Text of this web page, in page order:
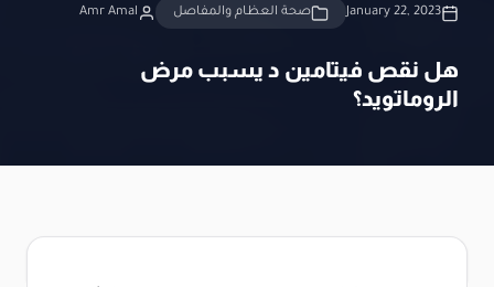
January 22, 2023 صحة العظام والمفاصل Amr Amal
هل نقص فيتامين د يسبب مرض
الروماتويد؟